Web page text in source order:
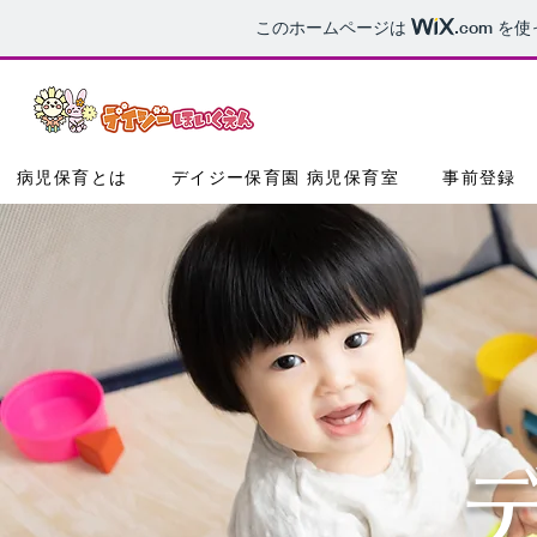
このホームページは .com を使
病児保育とは デイジー保育園 病児保育室 事前登録